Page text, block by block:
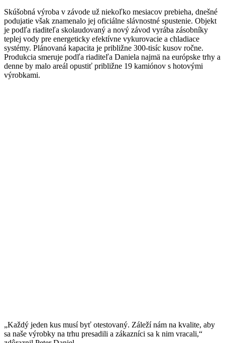
Skúšobná výroba v závode už niekoľko mesiacov prebieha, dnešné
podujatie však znamenalo jej oficiálne slávnostné spustenie. Objekt
je podľa riaditeľa skolaudovaný a nový závod vyrába zásobníky
teplej vody pre energeticky efektívne vykurovacie a chladiace
systémy. Plánovaná kapacita je približne 300-tisíc kusov ročne.
Produkcia smeruje podľa riaditeľa Daniela najmä na európske trhy a
denne by malo areál opustiť približne 19 kamiónov s hotovými
výrobkami.
„Každý jeden kus musí byť otestovaný. Záleží nám na kvalite, aby
sa naše výrobky na trhu presadili a zákazníci sa k nim vracali,“